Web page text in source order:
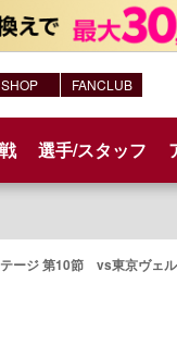
選手/スタッフ
SHOP FANCLUB
テージ 第10節 vs東京ヴェ